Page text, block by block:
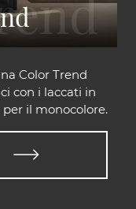
Color Trend
con i laccati in
il monocolore.